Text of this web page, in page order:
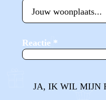
Reactie *
JA, IK WIL MIJN